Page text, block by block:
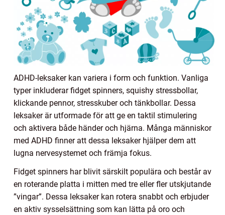
ADHD-leksaker kan variera i form och funktion. Vanliga
typer inkluderar fidget spinners, squishy stressbollar,
klickande pennor, stresskuber och tänkbollar. Dessa
leksaker är utformade för att ge en taktil stimulering
och aktivera både händer och hjärna. Många människor
med ADHD finner att dessa leksaker hjälper dem att
lugna nervesystemet och främja fokus.
Fidget spinners har blivit särskilt populära och består av
en roterande platta i mitten med tre eller fler utskjutande
”vingar”. Dessa leksaker kan rotera snabbt och erbjuder
en aktiv sysselsättning som kan lätta på oro och